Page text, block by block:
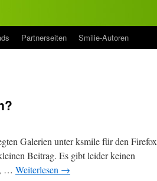
Partnerseiten Smilie-Autoren
Galerien unter ksmile für den Firefox
Beitrag. Es gibt leider keinen
… Weiterlesen →